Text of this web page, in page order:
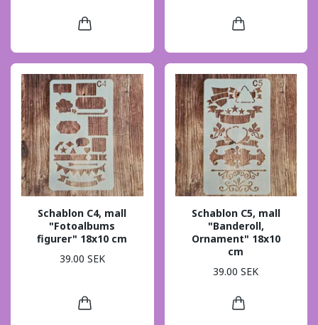
Schablon C4, mall
"Fotoalbums
figurer" 18x10 cm
39.00 SEK
Schablon C5, mall
"Banderoll,
Ornament" 18x10
cm
39.00 SEK